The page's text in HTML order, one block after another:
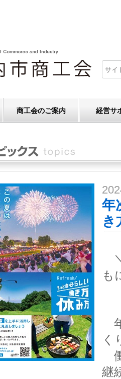
商工会のご案内 経営サ
年
き
も
く
継